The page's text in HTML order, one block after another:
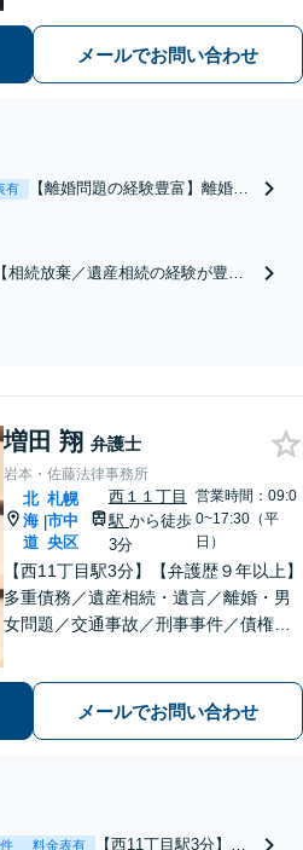
て、法的にサポートいたします。【西1
1丁目駅徒歩5分】
メールでお問い合わせ
有
【離婚問題の経験豊富】離婚を
分与、親権、面会交流、養育
費、DV被害など】複雑なご事情
【相続放棄／遺産相続の経験が豊富
・手続きにも対応。生前対策とし
増田 翔 弁護士
岩本・佐藤法律事務所
北
海
道
|
札幌
市中
央区
西１１丁目
駅 から徒歩
3分
営業時間：09:0
0~17:30（平
日）
【西11丁目駅3分】【弁護歴９年以上】
多重債務／遺産相続・遺言／離婚・男
女問題／交通事故／刑事事件／債権回
護士を目指し、日々尽力しておりま
す！【分割払いOK】【法テラス可】
メールでお問い合わせ
料金表有 【西11丁目駅3分】